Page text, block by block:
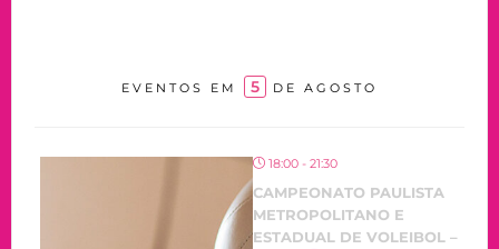
EVENTOS EM 5 DE AGOSTO
18:00 - 21:30
CAMPEONATO PAULISTA
METROPOLITANO E
ESTADUAL DE VOLEIBOL –